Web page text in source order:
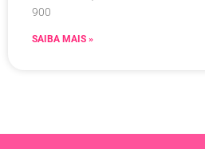
900
SAIBA MAIS »